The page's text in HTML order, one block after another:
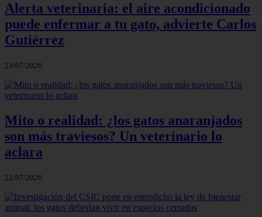
Alerta veterinaria: el aire acondicionado
puede enfermar a tu gato, advierte Carlos
Gutiérrez
23/07/2026
Mito o realidad: ¿los gatos anaranjados
son más traviesos? Un veterinario lo
aclara
22/07/2026